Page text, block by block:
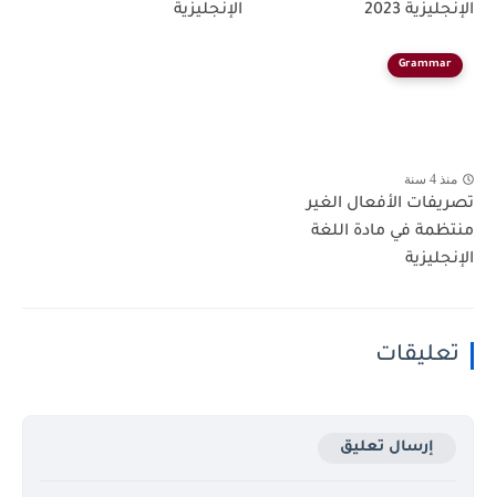
الإنجليزية 2023
الإنجليزية
Grammar
منذ 4 سنة
تصريفات الأفعال الغير
منتظمة في مادة اللغة
الإنجليزية
تعليقات
إرسال تعليق